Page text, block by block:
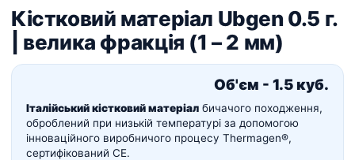
Кістковий матеріал Ubgen 0.5 г.
| велика фракція (1 – 2 мм)
Об'єм - 1.5 куб.
Італійський кістковий матеріал бичачого походження,
оброблений при низькій температурі за допомогою
інноваційного виробничого процесу Thermagen®,
сертифікований CE.